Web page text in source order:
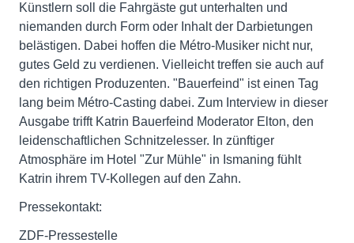
Künstlern soll die Fahrgäste gut unterhalten und
niemanden durch Form oder Inhalt der Darbietungen
belästigen. Dabei hoffen die Métro-Musiker nicht nur,
gutes Geld zu verdienen. Vielleicht treffen sie auch auf
den richtigen Produzenten. "Bauerfeind" ist einen Tag
lang beim Métro-Casting dabei. Zum Interview in dieser
Ausgabe trifft Katrin Bauerfeind Moderator Elton, den
leidenschaftlichen Schnitzelesser. In zünftiger
Atmosphäre im Hotel "Zur Mühle" in Ismaning fühlt
Katrin ihrem TV-Kollegen auf den Zahn.
Pressekontakt:
ZDF-Pressestelle